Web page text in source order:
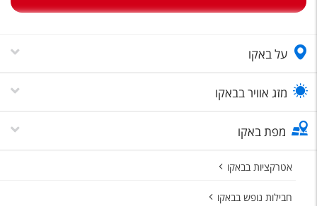
שירות לקוחות
טופס צור קשר
על באקו
מזג אוויר בבאקו
מפת באקו
אטרקציות בבאקו
חבילות נופש בבאקו